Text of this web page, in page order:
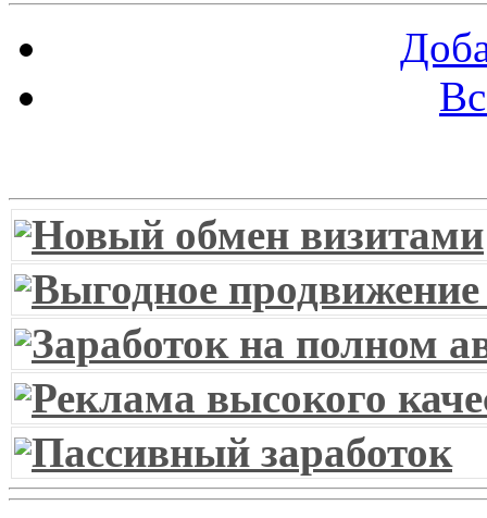
Новый обмен визитами
Выгодное продвижение
Заработок на полном
Реклама высокого
Пассивный заработок